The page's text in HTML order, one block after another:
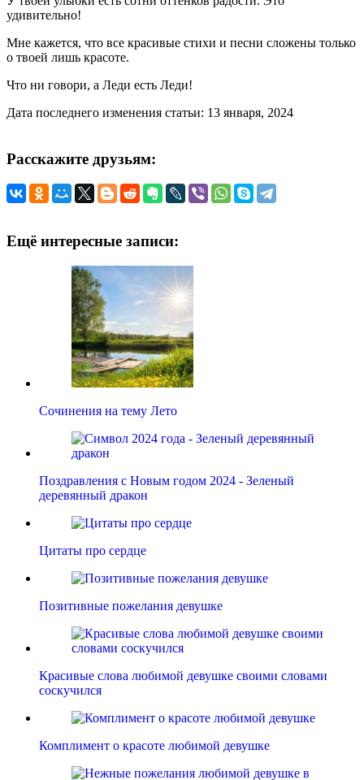
удивительно!
Мне кажется, что все красивые стихи и песни сложены только
о твоей лишь красоте.
Что ни говори, а Леди есть Леди!
Дата последнего изменения статьи: 13 января, 2024
Расскажите друзьям:
Ещё интересные записи:
Сочинения на тему Лето
Поздравления с Новым годом 2024 - Зеленый
деревянный дракон
Цитаты про сердце
Позитивные пожелания девушке
Красивые слова любимой девушке своими словами
соскучился
Комплимент о красоте любимой девушке